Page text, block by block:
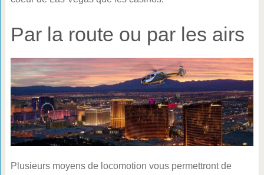
Par la route ou par les airs
Plusieurs moyens de locomotion vous permettront de